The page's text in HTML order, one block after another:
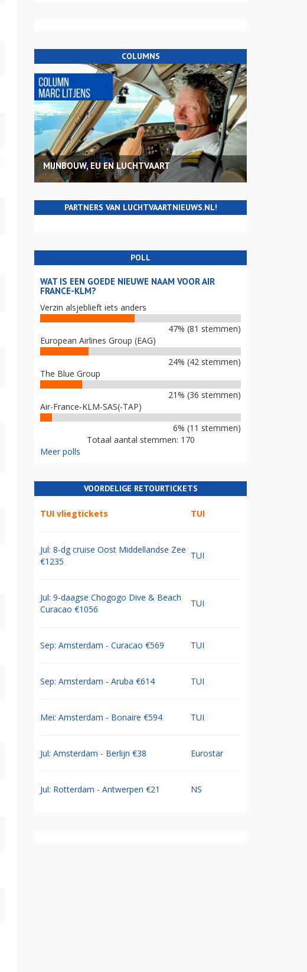
COLUMNS
MIJNBOUW, EU EN LUCHTVAART
PARTNERS VAN LUCHTVAARTNIEUWS.NL!
POLL
WAT IS EEN GOEDE NIEUWE NAAM VOOR AIR
FRANCE-KLM?
Verzin alsjeblieft iets anders
47% (81 stemmen)
European Airlines Group (EAG)
24% (42 stemmen)
The Blue Group
21% (36 stemmen)
Air-France-KLM-SAS(-TAP)
6% (11 stemmen)
Totaal aantal stemmen: 170
Meer polls
VOORDELIGE RETOURTICKETS
TUI vliegtickets TUI
Jul: 8-dg cruise Oost Middellandse Zee
€1235
TUI
Jul: 9-daagse Chogogo Dive & Beach
Curacao €1056
TUI
Sep: Amsterdam - Curacao €569 TUI
Sep: Amsterdam - Aruba €614 TUI
Mei: Amsterdam - Bonaire €594 TUI
Jul: Amsterdam - Berlijn €38 Eurostar
Jul: Rotterdam - Antwerpen €21 NS